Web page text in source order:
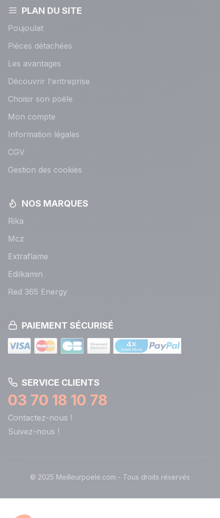
PLAN DU SITE
Poujoulat
Pièces détachées
Les avantages
Découvrir l'entreprise
Choisir son poêle
Mon compte
Information légales
CGV
Gestion des cookies
NOS MARQUES
Rika
Mcz
Extraflame
Edilkamin
Red 365 Energy
PAIEMENT SÉCURISÉ
SERVICE CLIENTS
03 70 18 10 78
Contactez-nous !
Suivez-nous !
© 2025 Meilleurpoele.com - Tous droits réservés